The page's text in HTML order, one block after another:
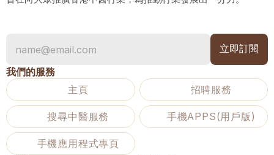
我們的服務
主頁
招聘服務
搜尋中醫服務 手機APPS(用戶版)
手機應用程式專頁